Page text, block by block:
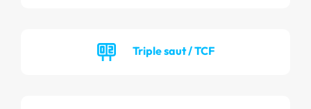
Triple saut / TCF